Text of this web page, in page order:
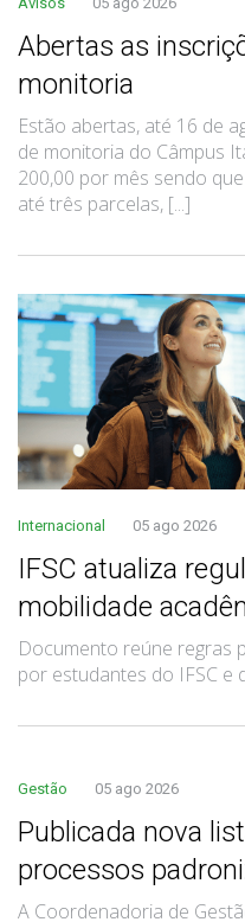
Abertas as
monitoria
Estão abertas, até 16 de
de monitoria do Câmpus
200,00 por mês sendo
até três parcelas, [...]
Internacional 05 ago 2026
IFSC atualiza
mobilidade
Documento reúne regras
por estudantes do IFSC e
Gestão 05 ago 2026
Publicada nova
processos
A Coordenadoria de